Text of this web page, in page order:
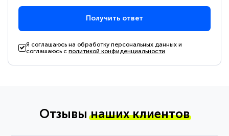
Получить ответ
Я соглашаюсь на обработку персональных данных и
соглашаюсь сполитикой конфиденциальности
Отзывынаших клиентов